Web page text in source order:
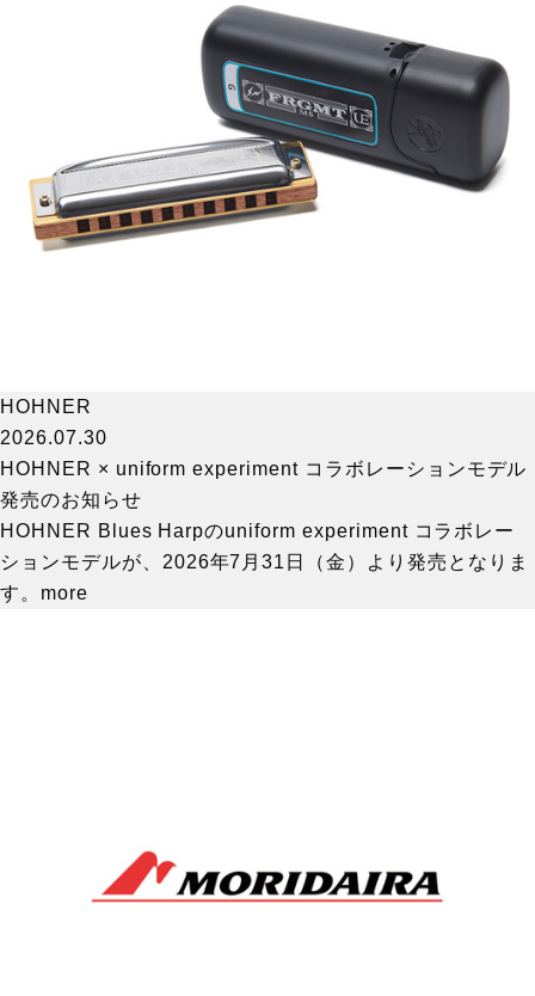
HOHNER
2026.07.30
HOHNER × uniform experiment コラボレーションモデル
発売のお知らせ
HOHNER Blues Harpのuniform experiment コラボレー
ションモデルが、2026年7月31日（金）より発売となりま
す。 more